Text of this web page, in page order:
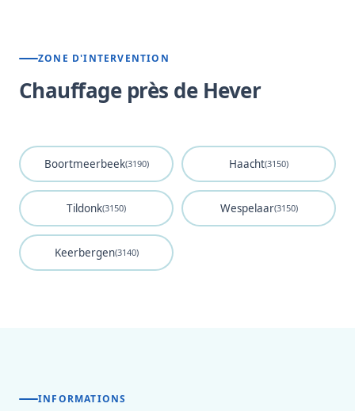
ZONE D'INTERVENTION
Chauffage près de Hever
Boortmeerbeek(3190) Haacht(3150)
Tildonk(3150) Wespelaar(3150)
Keerbergen(3140)
INFORMATIONS